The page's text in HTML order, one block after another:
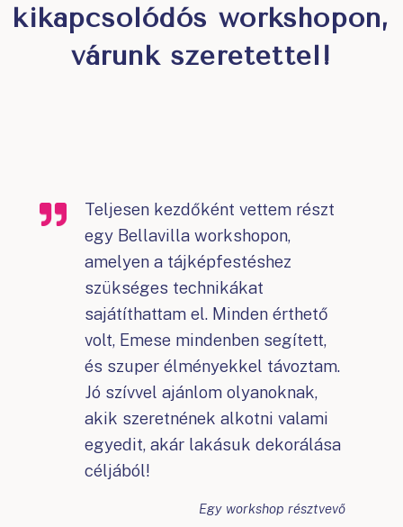
kikapcsolódós workshopon,
várunk szeretettel!
Teljesen kezdőként vettem részt
egy Bellavilla workshopon,
amelyen a tájképfestéshez
szükséges technikákat
sajátíthattam el. Minden érthető
volt, Emese mindenben segített,
és szuper élményekkel távoztam.
Jó szívvel ajánlom olyanoknak,
akik szeretnének alkotni valami
egyedit, akár lakásuk dekorálása
céljából!
Egy workshop résztvevő